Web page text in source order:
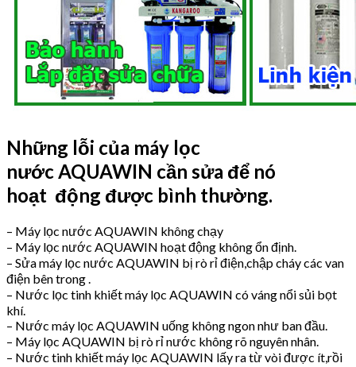
Những lỗi của máy lọc
nước AQUAWIN cần sửa để nó
hoạt động được bình thường.
– Máy lọc nước AQUAWIN không chạy
– Máy lọc nước AQUAWIN hoạt động không ổn định.
– Sửa máy lọc nước AQUAWIN bị rò rỉ điện,chập cháy các van
điện bên trong .
– Nước lọc tinh khiết máy lọc AQUAWIN có váng nổi sủi bọt
khí.
– Nước máy lọc AQUAWIN uống không ngon như ban đầu.
– Máy lọc AQUAWIN bị rò rỉ nước không rõ nguyên nhân.
– Nước tinh khiết máy lọc AQUAWIN lấy ra từ vòi được ít,rồi